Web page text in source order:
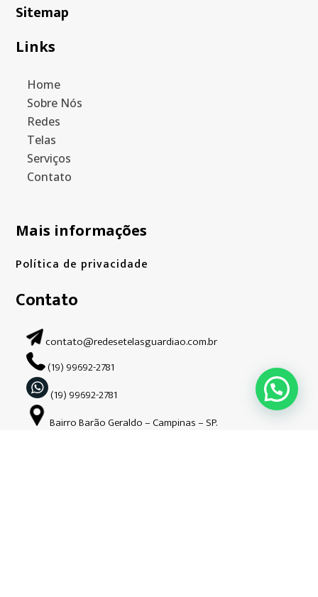
Sitemap
Links
Home
Sobre Nós
Redes
Telas
Serviços
Contato
Mais informações
Política de privacidade
Contato
contato@redesetelasguardiao.com.br
(19) 99692-2781
(19) 99692-2781
Bairro Barão Geraldo – Campinas – SP.